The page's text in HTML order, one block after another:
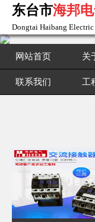
东台市海邦
Dongtai Haibang
网站首页 关
联系我们 工